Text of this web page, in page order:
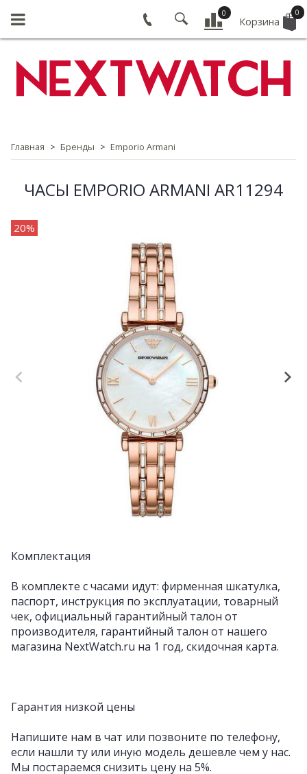
0
Корзина
0
Главная Бренды Emporio Armani
ЧАСЫ EMPORIO ARMANI AR11294
20%
Комплектация
В комплекте с часами идут: фирменная шкатулка,
паспорт, инструкция по эксплуатации, товарный
чек, официальный гарантийный талон от
производителя, гарантийный талон от нашего
магазина NextWatch.ru на 1 год, скидочная карта.
Гарантия низкой цены
Напишите нам в чат или позвоните по телефону,
если нашли ту или иную модель дешевле чем у нас.
Мы постараемся снизить цену на 5%.